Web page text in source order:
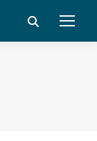
Search: